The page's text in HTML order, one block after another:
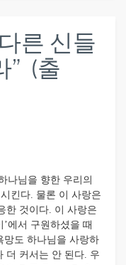
른 신들
” (출
나님을 향한 우리의
킨다. 물론 이 사랑은
한 것이다. 이 사랑은
에서 구원하셨을 때
망도 하나님을 사랑하
더 커서는 안 된다. 우